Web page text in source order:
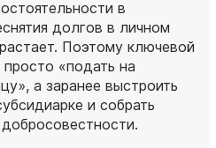
в
долгов в личном
Поэтому ключевой
«подать на
а заранее выстроить
и собрать